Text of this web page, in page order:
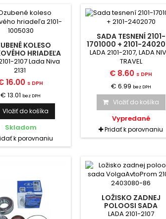
KOLESO
HRIADEĽA
1005030
2107 Lada Niva
2131
16.00 s DPH
€ 13.01 bez DPH
Vložiť do košíka
Skladom
k porovnaniu
SADA TESNENÍ 2101-
1701000 + 2101-
LADA 2101-2107, LADA
TRAVEL
€ 8.60 s DPH
€ 6.99 bez DPH
Vložiť do košíka
Vypredané
Pridať k porovnaniu
LOŽISKO ZADNEJ
POLOOSI SADA
VOLGAAVTOPROM
LADA 2101-2107